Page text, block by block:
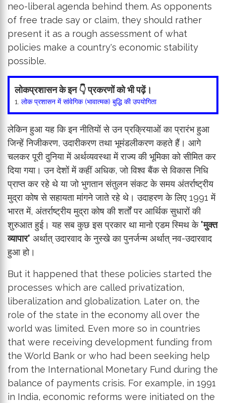
neo-liberal agenda behind them. As opponents
of free trade say or claim, they should rather
present it as a rough assessment of what
policies make a country's economic stability
possible.
लोकप्रशासन के इन 👇 प्रकरणों को भी पढ़ें।
1. लोक प्रशासन में सांवेगिक (भावात्मक) बुद्धि की उपयोगिता
लेकिन हुआ यह कि इन नीतियों से उन प्रक्रियाओं का प्रारंभ हुआ
जिन्हें निजीकरण, उदारीकरण तथा भूमंडलीकरण कहते हैं। आगे
चलकर पूरी दुनिया में अर्थव्यवस्था में राज्य की भूमिका को सीमित कर
दिया गया। उन देशों में कहीं अधिक, जो विश्व बैंक से विकास निधि
प्राप्त कर रहे थे या जो भुगतान संतुलन संकट के समय अंतर्राष्ट्रीय
मुद्रा कोष से सहायता मांगने जाते रहे थे। उदाहरण के लिए 1991 में
भारत में, अंतर्राष्ट्रीय मुद्रा कोष की शर्तों पर आर्थिक सुधारों की
शुरुआत हुई। यह सब कुछ इस प्रकार था मानो एडम स्मिथ के 'मुक्त
व्यापार' अर्थात् उदारवाद के नुस्खे का पुनर्जन्म अर्थात् नव-उदारवाद
हुआ हो।
But it happened that these policies started the
processes which are called privatization,
liberalization and globalization. Later on, the
role of the state in the economy all over the
world was limited. Even more so in countries
that were receiving development funding from
the World Bank or who had been seeking help
from the International Monetary Fund during the
balance of payments crisis. For example, in 1991
in India, economic reforms were initiated on the